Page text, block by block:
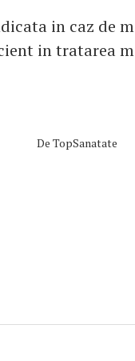
in caz de
in tratarea
De TopSanatate